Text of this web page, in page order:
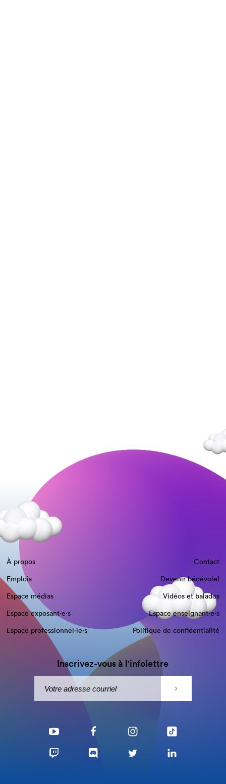
À propos
Contact
Emplois
Devenir bénévole!
Espace médias
Vidéos et balados
Espace exposant·e⋅s
Espace enseignant·e⋅s
Espace professionnel·le⋅s
Politique de confidentialité
Inscrivez-vous à l'infolettre